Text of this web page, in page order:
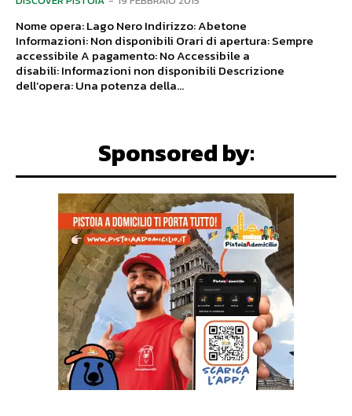
Nome opera: Lago Nero Indirizzo: Abetone
Informazioni: Non disponibili Orari di apertura: Sempre
accessibile A pagamento: No Accessibile a
disabili: Informazioni non disponibili Descrizione
dell’opera: Una potenza della...
Sponsored by: